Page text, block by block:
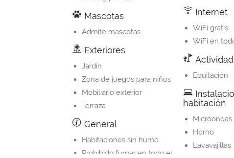
Mascotas
Admite mascotas
Exteriores
Jardín
Zona de juegos para niños
Mobiliario exterior
Terraza
General
Habitaciones sin humo
Prohibido fumar en todo el
Internet
WiFi gratis
WiFi en
Equitación
habitación
Microondas
Horno
Lavavajillas